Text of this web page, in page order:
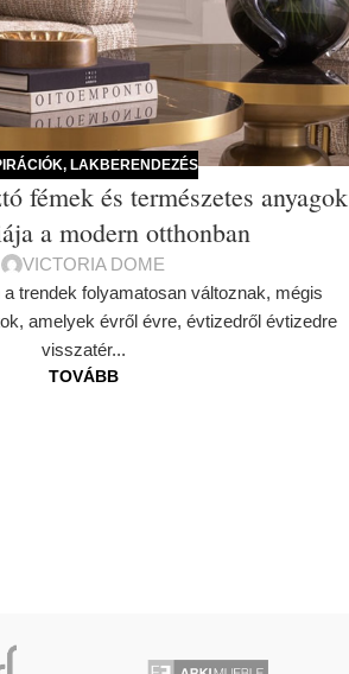
, LAKBERENDEZÉS
fémek és természetes anyagok
a modern otthonban
VICTORIA DOME
trendek folyamatosan változnak, mégis
amelyek évről évre, évtizedről évtizedre
visszatér...
TOVÁBB